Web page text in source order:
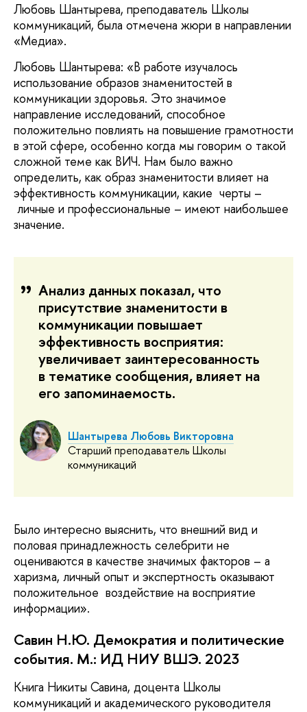
Любовь Шантырева, преподаватель Школы
коммуникаций, была отмечена жюри в направлении
«Медиа».
Любовь Шантырева: «В работе изучалось
использование образов знаменитостей в
коммуникации здоровья. Это значимое
направление исследований, способное
положительно повлиять на повышение грамотности
в этой сфере, особенно когда мы говорим о такой
сложной теме как ВИЧ. Нам было важно
определить, как образ знаменитости влияет на
эффективность коммуникации, какие черты –
личные и профессиональные – имеют наибольшее
значение.
Анализ данных показал, что
присутствие знаменитости в
коммуникации повышает
эффективность восприятия:
увеличивает заинтересованность
в тематике сообщения, влияет на
его запоминаемость.
Шантырева Любовь Викторовна
Старший преподаватель Школы
коммуникаций
Было интересно выяснить, что внешний вид и
половая принадлежность селебрити не
оцениваются в качестве значимых факторов – а
харизма, личный опыт и экспертность оказывают
положительное воздействие на восприятие
информации».
Савин Н.Ю. Демократия и политические
события. М.: ИД НИУ ВШЭ. 2023
Книга Никиты Савина, доцента Школы
коммуникаций и академического руководителя